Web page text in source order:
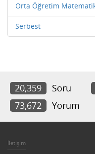
Orta Öğretim
Serbest
20,359 Soru
73,672
Yorum
İletişim